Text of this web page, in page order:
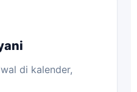
di kalender,